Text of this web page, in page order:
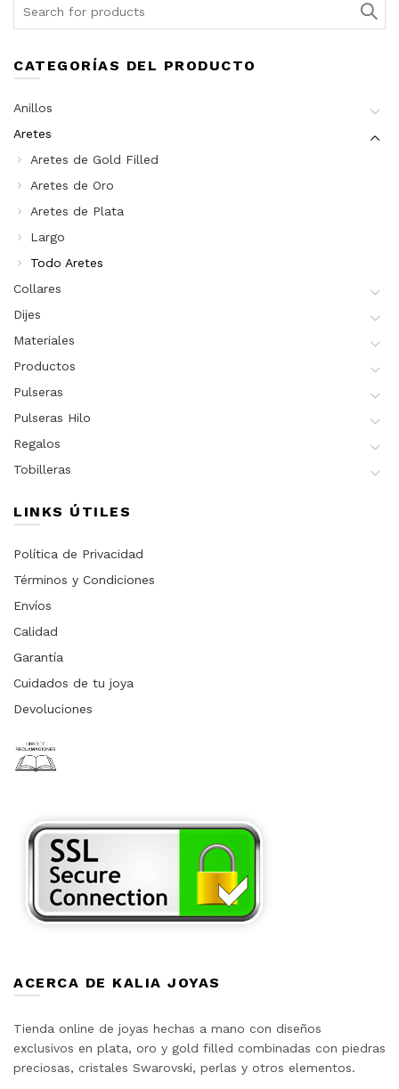
CATEGORÍAS DEL PRODUCTO
Anillos
Aretes
Aretes de Gold Filled
Aretes de Oro
Aretes de Plata
Largo
Todo Aretes
Collares
Dijes
Materiales
Productos
Pulseras
Pulseras Hilo
Regalos
Tobilleras
LINKS ÚTILES
Política de Privacidad
Términos y Condiciones
Envíos
Calidad
Garantía
Cuidados de tu joya
Devoluciones
ACERCA DE KALIA JOYAS
Tienda online de joyas hechas a mano con diseños
exclusivos en plata, oro y gold filled combinadas con piedras
preciosas, cristales Swarovski, perlas y otros elementos.